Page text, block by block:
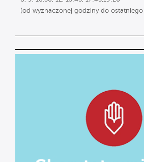
(od wyznaczonej godziny do ostatniego